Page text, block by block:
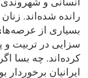
رانده شده‌اند.
بسیاری از
سزایی در تربیت و
کرده‌اند. چه بسا
ایرانیان